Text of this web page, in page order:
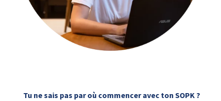
Tu ne sais pas par où commencer avec ton SOPK ?